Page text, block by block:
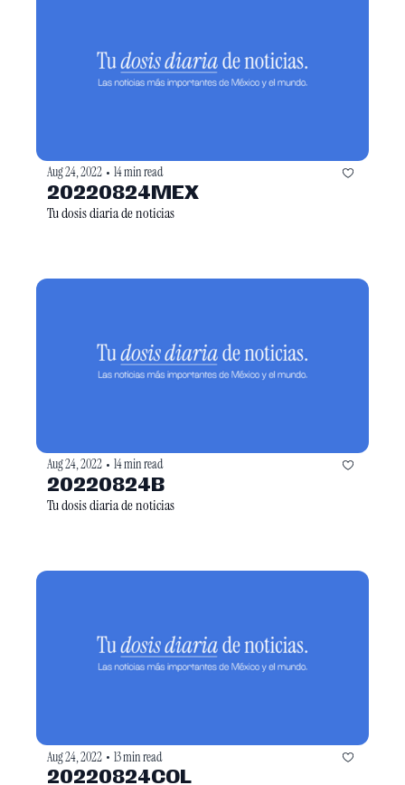
Aug 24, 2022 • 14 min read
20220824MEX
Tu dosis diaria de noticias
Aug 24, 2022 • 14 min read
20220824B
Tu dosis diaria de noticias
Aug 24, 2022 • 13 min read
20220824COL